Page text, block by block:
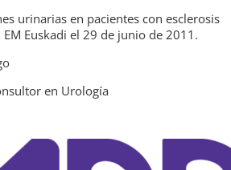
urinarias en pacientes con esclerosis
Euskadi el 29 de junio de 2011.
en Urología